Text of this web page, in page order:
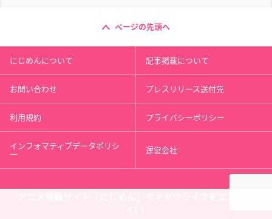
ページの先頭へ
にじめんについて 記事掲載について
お問い合わせ プレスリリース送付先
利用規約 プライバシーポリシー
インフォマティブデータポリシ
ー 運営会社